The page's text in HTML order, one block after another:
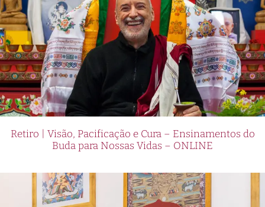
Retiro | Visão, Pacificação e Cura – Ensinamentos do
Buda para Nossas Vidas – ONLINE